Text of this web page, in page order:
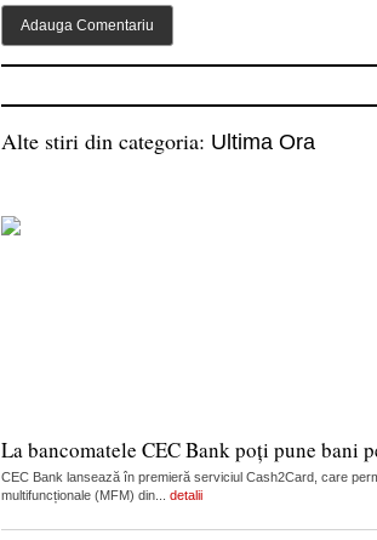
Alte stiri din categoria: Ultima Ora
La bancomatele CEC Bank poți pune bani
CEC Bank lansează în premieră serviciul Cash2Card, care
multifuncționale (MFM) din... detalii